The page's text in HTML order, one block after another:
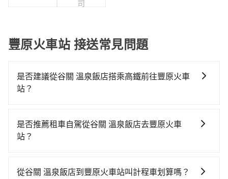
司
豐原火車站 接送常見問題
是否建議從谷關 溫泉飯店搭乘高鐵前往豐原火車
站？
貴、費時、轉車麻煩，且難叫計程車前往高鐵站！從最
早06:21一直到23:27，嘉義-台中一天最多有60班次高鐵
35分鐘。抵達高鐵站後，步行進站、現場購票並於月台
是否推薦租車自駕從谷關 溫泉飯店去豐原火車
站？
時不需要閉目養神（因為要自己開車），最重要的是你
從谷關 溫泉飯店到豐原火車站叫計程車划算嗎？